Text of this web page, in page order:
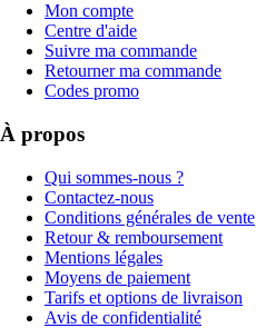
Mon compte
Centre d'aide
Suivre ma commande
Retourner ma commande
Codes promo
À propos
Qui sommes-nous ?
Contactez-nous
Conditions générales de vente
Retour & remboursement
Mentions légales
Moyens de paiement
Tarifs et options de livraison
Avis de confidentialité